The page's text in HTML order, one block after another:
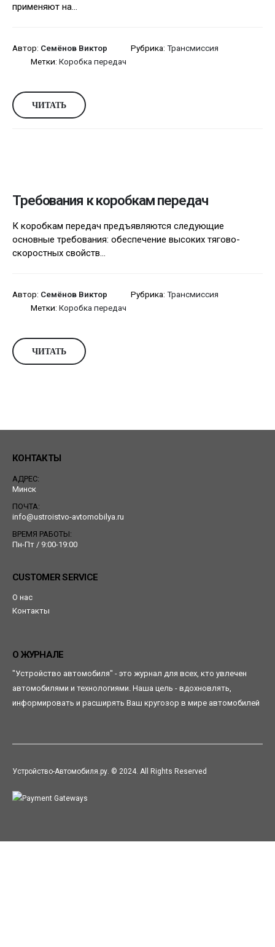
применяют на...
Автор: Семёнов Виктор Рубрика: Трансмиссия
Метки: Коробка передач
ЧИТАТЬ
Требования к коробкам передач
К коробкам передач предъявляются следующие
основные требования: обеспечение высоких тягово-
скоростных свойств...
Автор: Семёнов Виктор Рубрика: Трансмиссия
Метки: Коробка передач
ЧИТАТЬ
КОНТАКТЫ
АДРЕС:
Минск
ПОЧТА:
info@ustroistvo-avtomobilya.ru
ВРЕМЯ РАБОТЫ:
Пн-Пт / 9:00-19:00
CUSTOMER SERVICE
О нас
Контакты
О ЖУРНАЛЕ
"Устройство автомобиля" - это журнал для всех, кто увлечен
автомобилями и технологиями. Наша цель - вдохновлять,
информировать и расширять Ваш кругозор в мире автомобилей
Устройство-Автомобиля.ру. © 2024. All Rights Reserved